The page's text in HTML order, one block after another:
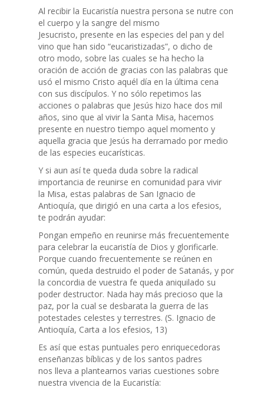
Al recibir la Eucaristía nuestra persona se nutre con
el cuerpo y la sangre del mismo
Jesucristo, presente en las especies del pan y del
vino que han sido “eucaristizadas”, o dicho de
otro modo, sobre las cuales se ha hecho la
oración de acción de gracias con las palabras que
usó el mismo Cristo aquél día en la última cena
con sus discípulos. Y no sólo repetimos las
acciones o palabras que Jesús hizo hace dos mil
años, sino que al vivir la Santa Misa, hacemos
presente en nuestro tiempo aquel momento y
aquella gracia que Jesús ha derramado por medio
de las especies eucarísticas.
Y si aun así te queda duda sobre la radical
importancia de reunirse en comunidad para vivir
la Misa, estas palabras de San Ignacio de
Antioquía, que dirigió en una carta a los efesios,
te podrán ayudar:
Pongan empeño en reunirse más frecuentemente
para celebrar la eucaristía de Dios y glorificarle.
Porque cuando frecuentemente se reúnen en
común, queda destruido el poder de Satanás, y por
la concordia de vuestra fe queda aniquilado su
poder destructor. Nada hay más precioso que la
paz, por la cual se desbarata la guerra de las
potestades celestes y terrestres. (S. Ignacio de
Antioquía, Carta a los efesios, 13)
Es así que estas puntuales pero enriquecedoras
enseñanzas bíblicas y de los santos padres
nos lleva a plantearnos varias cuestiones sobre
nuestra vivencia de la Eucaristía: